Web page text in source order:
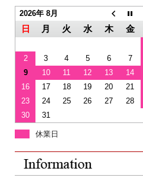
2026年 8月
日 月 火 水 木 金
2
3 4 5 6 7
9
10 11 12 13 14
16
17 18 19 20 21
23
24 25 26 27 28
30
31
休業日